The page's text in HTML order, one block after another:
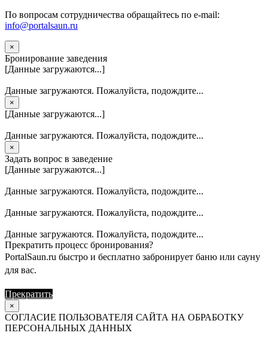
По вопросам сотрудничества обращайтесь по e-mail:
info@portalsaun.ru
×
Бронирование заведения
[Данные загружаются...]
Данные загружаются. Пожалуйста, подождите...
×
[Данные загружаются...]
Данные загружаются. Пожалуйста, подождите...
×
Задать вопрос в заведение
[Данные загружаются...]
Данные загружаются. Пожалуйста, подождите...
Данные загружаются. Пожалуйста, подождите...
Данные загружаются. Пожалуйста, подождите...
Прекратить процесс бронирования?
PortalSaun.ru быстро и бесплатно забронирует баню или сауну
для вас.
Прекратить
×
СОГЛАСИЕ ПОЛЬЗОВАТЕЛЯ САЙТА НА ОБРАБОТКУ
ПЕРСОНАЛЬНЫХ ДАННЫХ